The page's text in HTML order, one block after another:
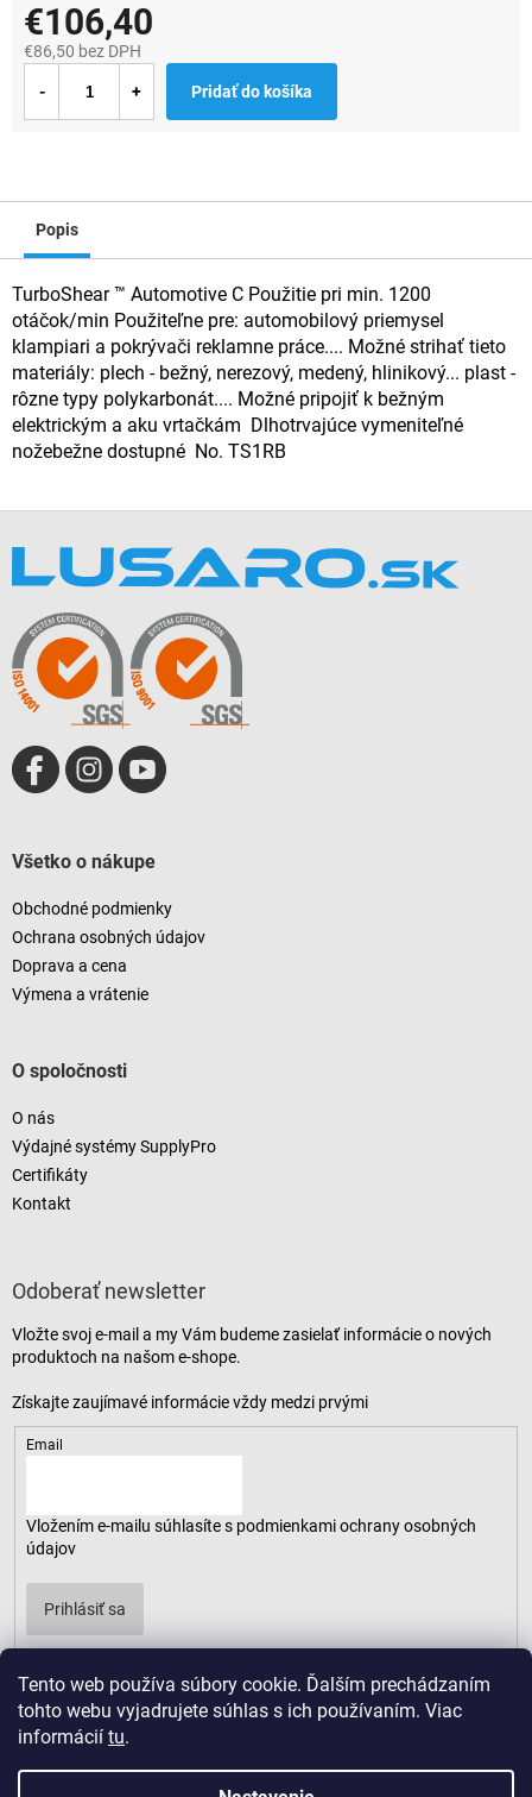
Tento web používa súbory cookie. Ďalším prechádzaním
tohto webu vyjadrujete súhlas s ich používaním. Viac
informácií tu.
€106,40
€86,50 bez DPH
cena:
Pridať do košíka
Popis
TurboShear ™ Automotive C Použitie pri min. 1200
otáčok/min Použiteľne pre: automobilový priemysel
klampiari a pokrývači reklamne práce.... Možné strihať tieto
materiály: plech - bežný, nerezový, medený, hlinikový... plast -
rôzne typy polykarbonát.... Možné pripojiť k bežným
elektrickým a aku vrtačkám Dlhotrvajúce vymeniteľné
nožebežne dostupné No. TS1RB
Všetko o nákupe
Obchodné podmienky
Ochrana osobných údajov
Doprava a cena
Výmena a vrátenie
O spoločnosti
O nás
Výdajné systémy SupplyPro
Certifikáty
Kontakt
Odoberať newsletter
Vložte svoj e-mail a my Vám budeme zasielať informácie o nových
produktoch na našom e-shope.
Email
Vložením e-mailu súhlasíte s podmienkami ochrany osobných
údajov
Prihlásiť sa